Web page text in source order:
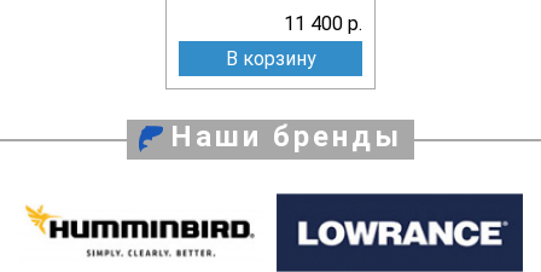
11 400 р.
В корзину
Наши бренды